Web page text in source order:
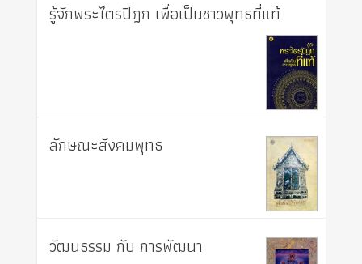
รู้จักพระไตรปิฎก เพื่อเป็นชาวพุทธที่แท้
ลักษณะสังคมพุทธ
วัฒนธรรม กับ การพัฒนา